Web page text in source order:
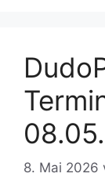
8. Mai 2026